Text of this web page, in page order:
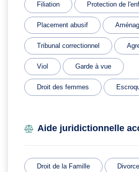
Filiation Protection de
Placement abusif
Tribunal correctionnel
Viol Garde à vue
Droit des femmes
Aide juridictionnelle
Droit de la Famille Divorce